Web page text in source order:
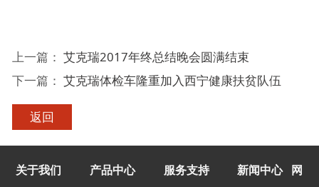
上一篇： 艾克瑞2017年终总结晚会圆满结束
下一篇： 艾克瑞体检车隆重加入西宁健康扶贫队伍
返回
关于我们 产品中心 服务支持 新闻中心
网